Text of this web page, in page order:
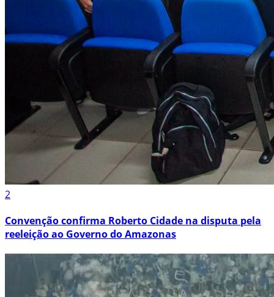
2
Convenção confirma Roberto Cidade na disputa pela
reeleição ao Governo do Amazonas